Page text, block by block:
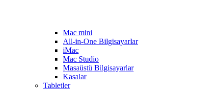
Mac mini
All-in-One Bilgisayarlar
iMac
Mac Studio
Masaüstü Bilgisayarlar
Kasalar
Tabletler